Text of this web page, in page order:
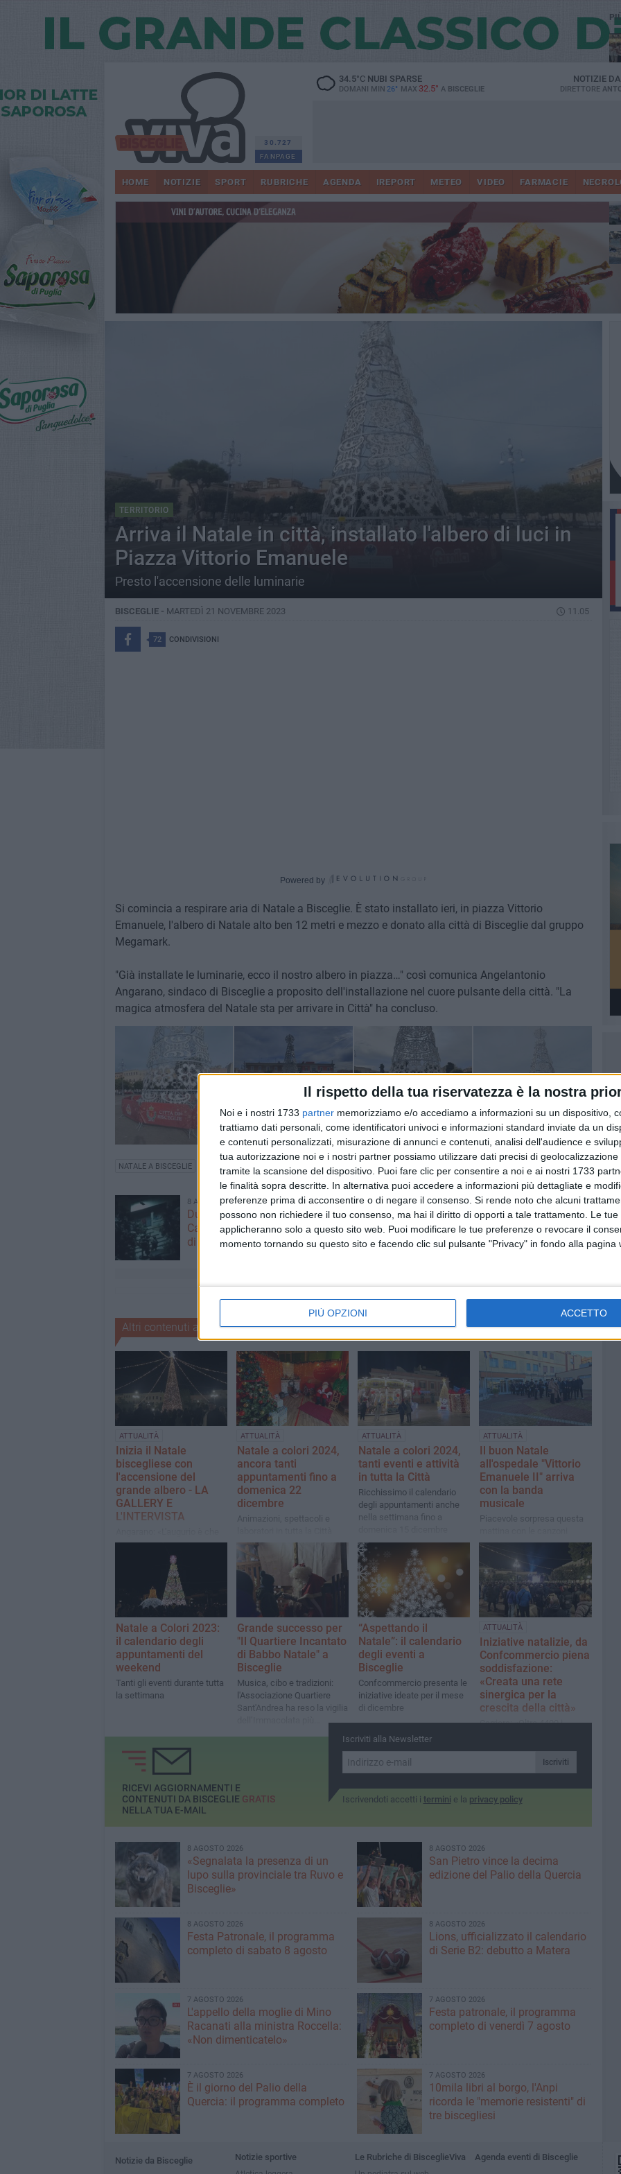
Il rispetto della tua riservatezza è la nostra
Noi e i nostri 1733 partner memorizziamo e/o accediamo a informazioni su un dispositivo,
trattiamo dati personali, come identificatori univoci e informazioni standard inviate da un
e contenuti personalizzati, misurazione di annunci e contenuti, analisi dell'audience e
tua autorizzazione noi e i nostri partner possiamo utilizzare dati precisi di
tramite la scansione del dispositivo. Puoi fare clic per consentire a noi e ai nostri 1733
le finalità sopra descritte. In alternativa puoi accedere a informazioni più dettagliate e
preferenze prima di acconsentire o di negare il consenso. Si rende noto che alcuni
possono non richiedere il tuo consenso, ma hai il diritto di opporti a tale trattamento. Le
applicheranno solo a questo sito web. Puoi modificare le tue preferenze o revocare il
momento tornando su questo sito e facendo clic sul pulsante "Privacy" in fondo alla pagina
PIÙ OPZIONI ACCETTO
30.727
FANPAGE
34.5°CNUBI SPARSE
DOMANI MIN 26° MAX 32.5° A BISCEGLIE
NOTIZIE
DIRETTORE
HOME NOTIZIE SPORT RUBRICHE AGENDA IREPORT METEO VIDEO FARMACIE
TERRITORIO
Arriva il Natale in città, installato l'albero di luci in
Piazza Vittorio Emanuele
Presto l'accensione delle luminarie
BISCEGLIE - MARTEDÌ 21 NOVEMBRE 2023 11.05
72 CONDIVISIONI
Powered by
Si comincia a respirare aria di Natale a Bisceglie. È stato installato ieri, in piazza Vittorio
Emanuele, l'albero di Natale alto ben 12 metri e mezzo e donato alla città di Bisceglie dal gruppo
Megamark.
"Già installate le luminarie, ecco il nostro albero in piazza…" così comunica Angelantonio
Angarano, sindaco di Bisceglie a proposito dell'installazione nel cuore pulsante della città. "La
magica atmosfera del Natale sta per arrivare in Città" ha concluso.
NATALE A BISCEGLIE
8 AGOSTO 2026
Due latitanti del clan mafioso
Capriati arrestati in un casolare
di Bisceglie
8 AGOSTO 2026
Latitanti del clan Capriati
arrestati, le parole del colonnello
Massimiliano Galasso
Altri contenuti a tema
ATTUALITÀ
Inizia il Natale
biscegliese con
l'accensione del
grande albero - LA
GALLERY E
L'INTERVISTA
lo spirito del Natale possa
trasformarsi in spirito di
comunità e renderci più
ATTUALITÀ
Natale a colori 2024,
ancora tanti
appuntamenti fino a
domenica 22
dicembre
Animazioni, spettacoli e
ATTUALITÀ
Natale a colori 2024,
tanti eventi e attività
in tutta la Città
Ricchissimo il calendario
degli appuntamenti anche
nella settimana fino a
ATTUALITÀ
Il buon Natale
all'ospedale "Vittorio
Emanuele II" arriva
con la banda
musicale
Piacevole sorpresa questa
natalizie più famose che
ricoverati
Natale a Colori 2023:
il calendario degli
appuntamenti del
weekend
Tanti gli eventi durante tutta
la settimana
Grande successo per
"Il Quartiere Incantato
di Babbo Natale" a
Bisceglie
Musica, cibo e tradizioni:
l'Associazione Quartiere
Sant'Andrea ha reso la vigilia
“Aspettando il
Natale”: il calendario
degli eventi a
Bisceglie
Confcommercio presenta le
iniziative ideate per il mese
di dicembre
ATTUALITÀ
Iniziative natalizie, da
Confcommercio piena
soddisfazione:
«Creata una rete
sinergica per la
crescita della città»
Carriera: «Oltre 4400 i
Iscriviti alla Newsletter
Iscriviti
Iscrivendoti accetti i termini e la privacy policy
RICEVI AGGIORNAMENTI E
CONTENUTI DA BISCEGLIE GRATIS
NELLA TUA E-MAIL
8 AGOSTO 2026
«Segnalata la presenza di un
lupo sulla provinciale tra Ruvo e
Bisceglie»
8 AGOSTO 2026
San Pietro vince la decima
edizione del Palio della Quercia
8 AGOSTO 2026
Festa Patronale, il programma
completo di sabato 8 agosto
8 AGOSTO 2026
Lions, ufficializzato il calendario
di Serie B2: debutto a Matera
7 AGOSTO 2026
L'appello della moglie di Mino
Racanati alla ministra Roccella:
«Non dimenticatelo»
7 AGOSTO 2026
Festa patronale, il programma
completo di venerdì 7 agosto
7 AGOSTO 2026
È il giorno del Palio della
Quercia: il programma completo
7 AGOSTO 2026
10mila libri al borgo, l'Anpi
ricorda le "memorie resistenti" di
tre biscegliesi
Notizie da Bisceglie
Notizie sportive
Le Rubriche di BisceglieViva
Agenda eventi di Bisceglie